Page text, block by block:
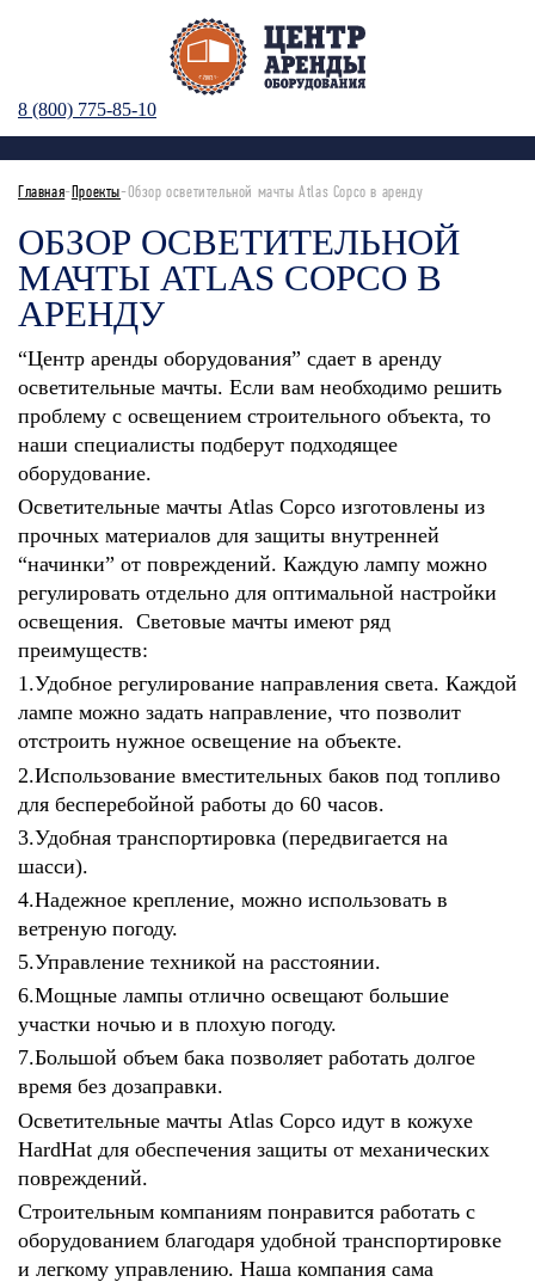
8 (800) 775-85-10
Главная-Проекты-Обзор осветительной мачты Atlas Copco в аренду
ОБЗОР ОСВЕТИТЕЛЬНОЙ
МАЧТЫ ATLAS COPCO В
АРЕНДУ
“Центр аренды оборудования” сдает в аренду
осветительные мачты. Если вам необходимо решить
проблему с освещением строительного объекта, то
наши специалисты подберут подходящее
оборудование.
Осветительные мачты Atlas Copco изготовлены из
прочных материалов для защиты внутренней
“начинки” от повреждений. Каждую лампу можно
регулировать отдельно для оптимальной настройки
освещения. Световые мачты имеют ряд
преимуществ:
1.Удобное регулирование направления света. Каждой
лампе можно задать направление, что позволит
отстроить нужное освещение на объекте.
2.Использование вместительных баков под топливо
для бесперебойной работы до 60 часов.
3.Удобная транспортировка (передвигается на
шасси).
4.Надежное крепление, можно использовать в
ветреную погоду.
5.Управление техникой на расстоянии.
6.Мощные лампы отлично освещают большие
участки ночью и в плохую погоду.
7.Большой объем бака позволяет работать долгое
время без дозаправки.
Осветительные мачты Atlas Copco идут в кожухе
HardHat для обеспечения защиты от механических
повреждений.
Строительным компаниям понравится работать с
оборудованием благодаря удобной транспортировке
и легкому управлению. Наша компания сама